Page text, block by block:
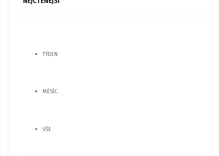
TÝDEN
MĚSÍC
VŠE